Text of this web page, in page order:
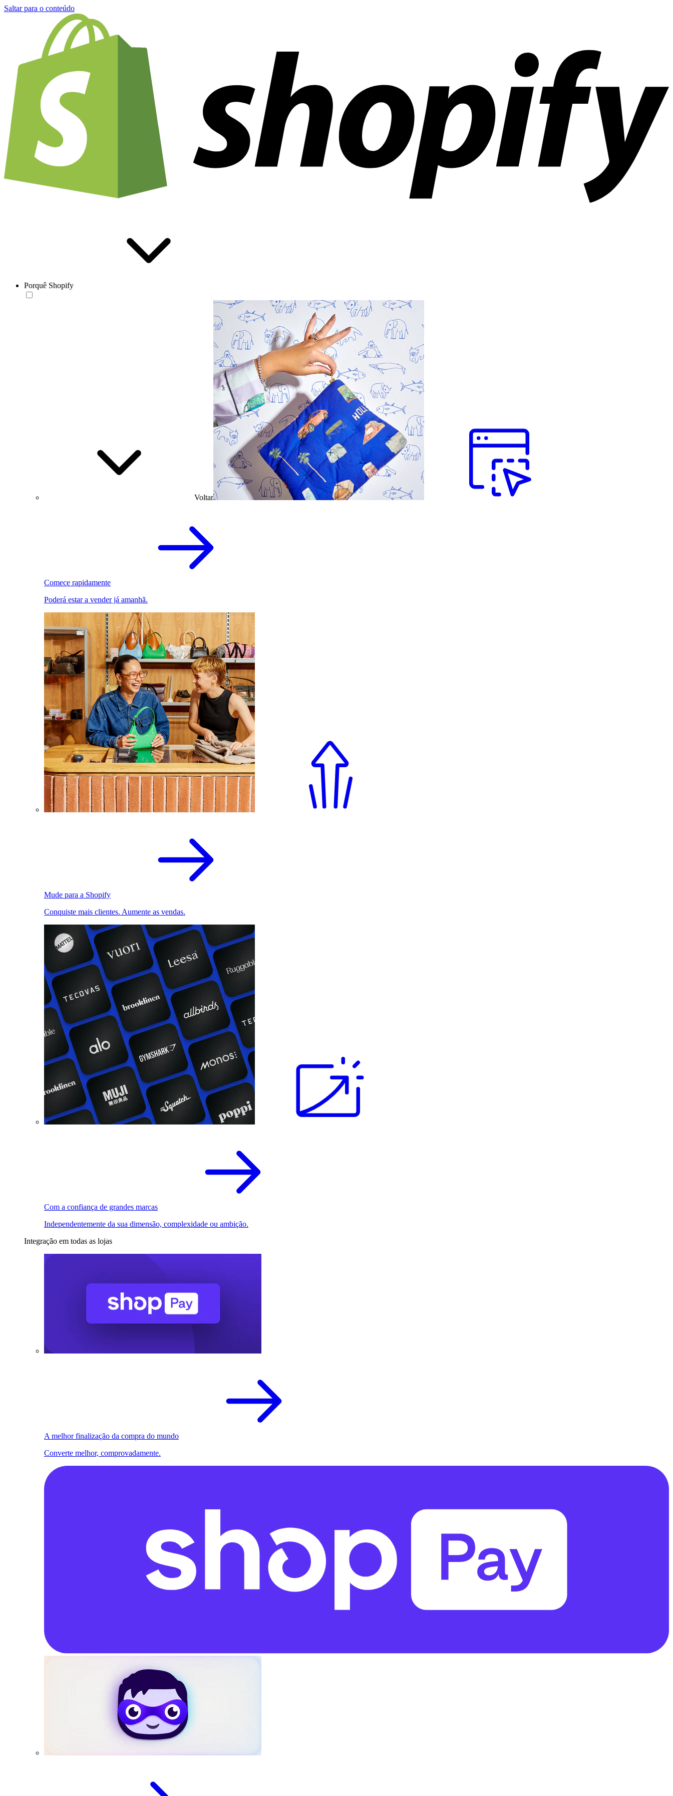
Saltar para o conteúdo
Porquê Shopify
Voltar
Comece rapidamente
Poderá estar a vender já amanhã.
Mude para a Shopify
Conquiste mais clientes. Aumente as vendas.
Com a confiança de grandes marcas
Independentemente da sua dimensão, complexidade ou ambição.
Integração em todas as lojas
A melhor finalização da compra do mundo
Converte melhor, comprovadamente.